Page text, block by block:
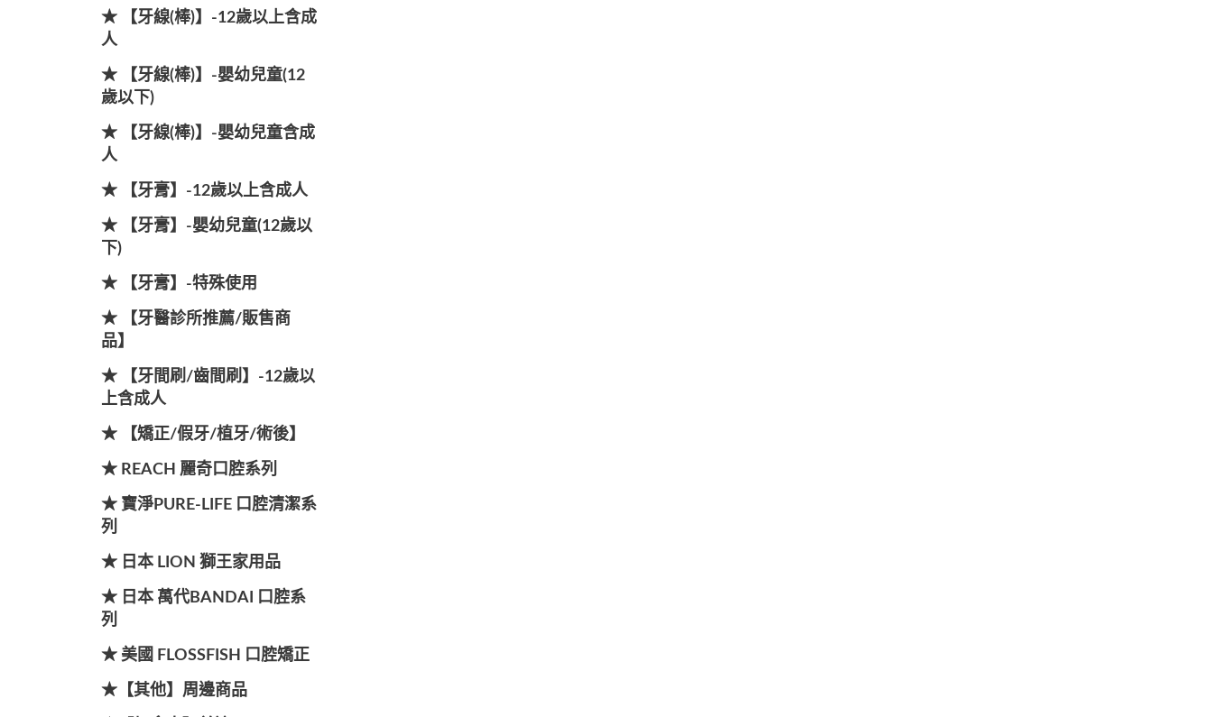
★ 【牙線(棒)】-12歲以上含成
人
★ 【牙線(棒)】-嬰幼兒童(12
歲以下)
★ 【牙線(棒)】-嬰幼兒童含成
人
★ 【牙膏】-12歲以上含成人
★ 【牙膏】-嬰幼兒童(12歲以
下)
★ 【牙膏】-特殊使用
★ 【牙醫診所推薦/販售商
品】
★ 【牙間刷/齒間刷】-12歲以
上含成人
★ 【矯正/假牙/植牙/術後】
★ REACH 麗奇口腔系列
★ 寶淨PURE-LIFE 口腔清潔系
列
★ 日本 LION 獅王家用品
★ 日本 萬代BANDAI 口腔系
列
★ 美國 FLOSSFISH 口腔矯正
★【其他】周邊商品